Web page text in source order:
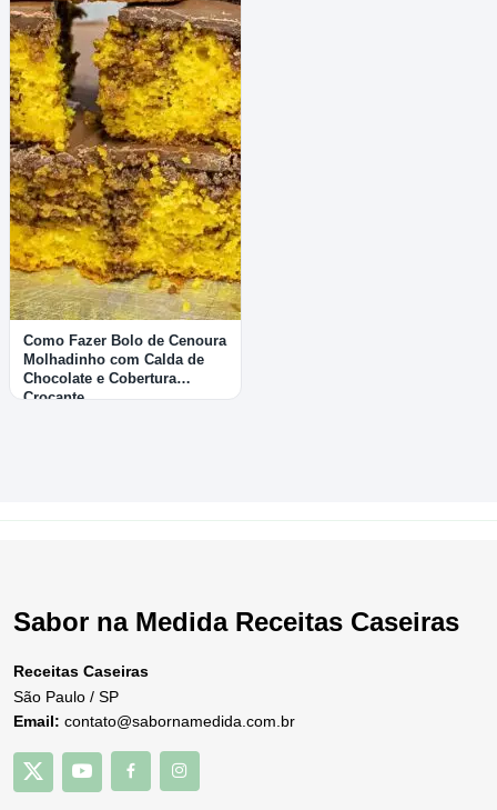
Como Fazer Bolo de Cenoura
Molhadinho com Calda de
Chocolate e Cobertura
Crocante
Sabor na Medida Receitas Caseiras
Receitas Caseiras
São Paulo / SP
Email: contato@sabornamedida.com.br